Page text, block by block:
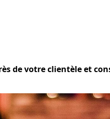
de votre clientèle et